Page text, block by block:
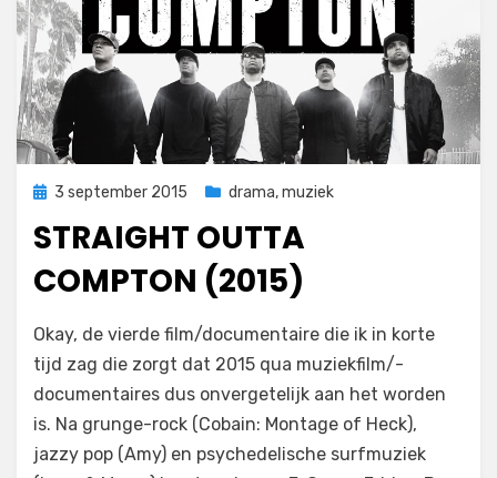
Geplaatst
3 september 2015 drama,muziek
STRAIGHT OUTTA
COMPTON (2015)
Filmofiel.nl
Laat een reactie achter
Outta
Compton
(2015)
Okay, de vierde film/documentaire die ik in korte
tijd zag die zorgt dat 2015 qua muziekfilm/-
documentaires dus onvergetelijk aan het worden
is. Na grunge-rock (Cobain: Montage of Heck),
jazzy pop (Amy) en psychedelische surfmuziek